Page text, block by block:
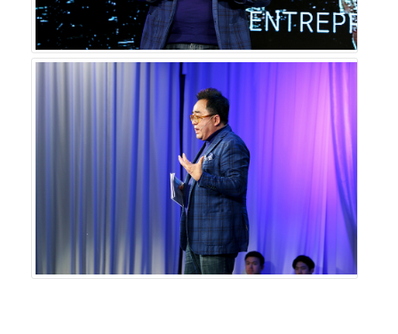
기업문화에서 비롯되며 기업이 성장에만 치우치면 장수기
업의 대열에 합류하기 어렵다는 점에 착안하여 창업주의 경
영 노하우와 철학을 제대로 계승하고 기업의 DNA와 핵심
가치를 유지하는 힘이 있어야 100년 기업으로 발돋움할 수
있다는 취지에서 ㈜스타리치 어드바이져, 한국경제TV와 함
께 기업가정신 콘서트를 성황리에 이어나가고 있다.
`김영세의 기업가정신 콘서트`의 강연과 `글로벌기업가
정신협회` 회원가입, `스타리치 CEO 기업가정신 플랜`
상담을 희망한다면 글로벌기업가정신협회와 스타리치 어
드바이져로 문의하면 된다.